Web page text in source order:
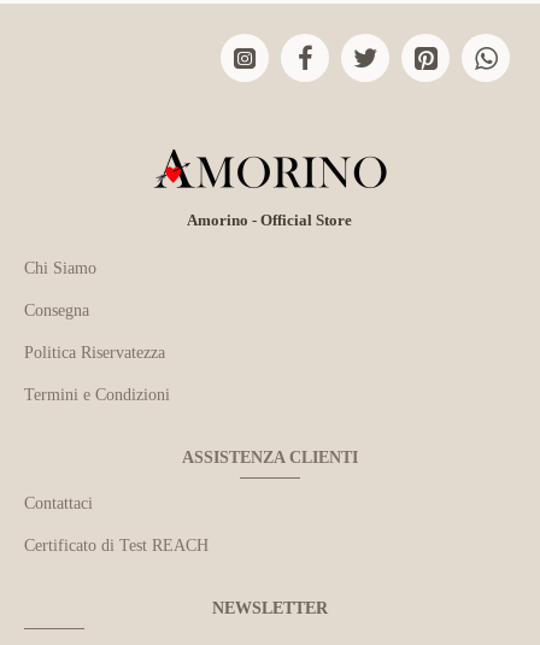
Amorino - Official Store
Chi Siamo
Consegna
Politica Riservatezza
Termini e Condizioni
ASSISTENZA CLIENTI
Contattaci
Certificato di Test REACH
NEWSLETTER